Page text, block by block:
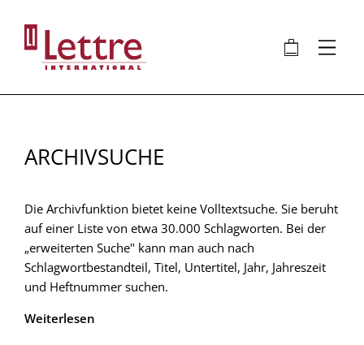
Inhalt
🛍 ⋮
ARCHIVSUCHE
Die Archivfunktion bietet keine Volltextsuche. Sie beruht
auf einer Liste von etwa 30.000 Schlagworten. Bei der
„erweiterten Suche" kann man auch nach
Schlagwortbestandteil, Titel, Untertitel, Jahr, Jahreszeit
und Heftnummer suchen.
Weiterlesen